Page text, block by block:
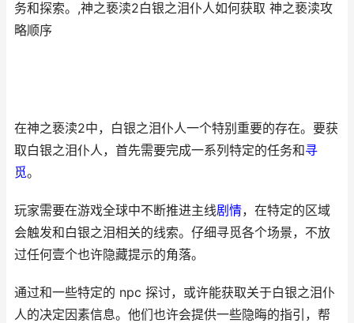
务和探索。,神之亵渎2白银之泪仆人如何获取 神之亵渎攻
略顺序
在神之亵渎2中，白银之泪仆人一个特别重要的存在。要获
取白银之泪仆人，首先需要完成一系列特定的任务和寻
觅。
玩家需要在游戏全球中不断推进主线剧情，在特定的区域
会触发和白银之泪相关的线索。仔细寻觅各个场景，不放
过任何壹个也许隐藏提示的角落。
通过和一些特定的 npc 探讨，或许能获取关于白银之泪仆
人的决定因素信息。他们也许会提供一些隐晦的指引，帮